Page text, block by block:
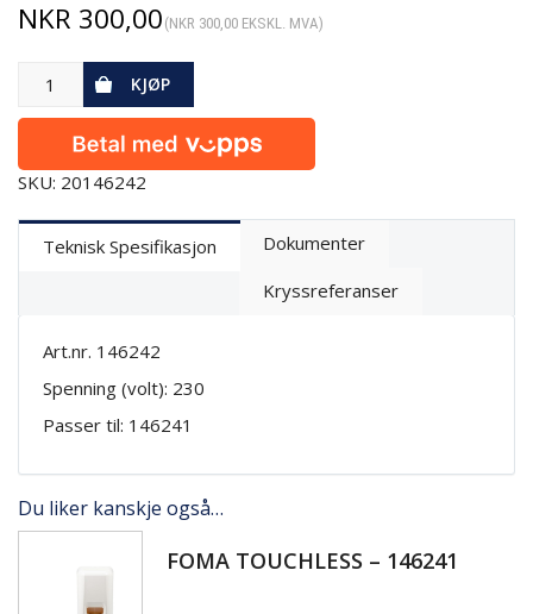
NKR 300,00 (NKR 300,00 EKSKL. MVA)
KJØP
SKU: 20146242
Teknisk Spesifikasjon
Dokumenter
Kryssreferanser
Art.nr. 146242
Spenning (volt): 230
Passer til: 146241
Du liker kanskje også…
FOMA TOUCHLESS – 146241